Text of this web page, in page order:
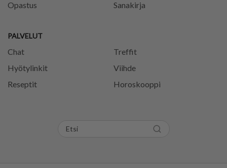
Opastus
PALVELUT
Chat
Treffit
Hyötylinkit
Viihde
Reseptit
Horoskooppi
Sanakirja